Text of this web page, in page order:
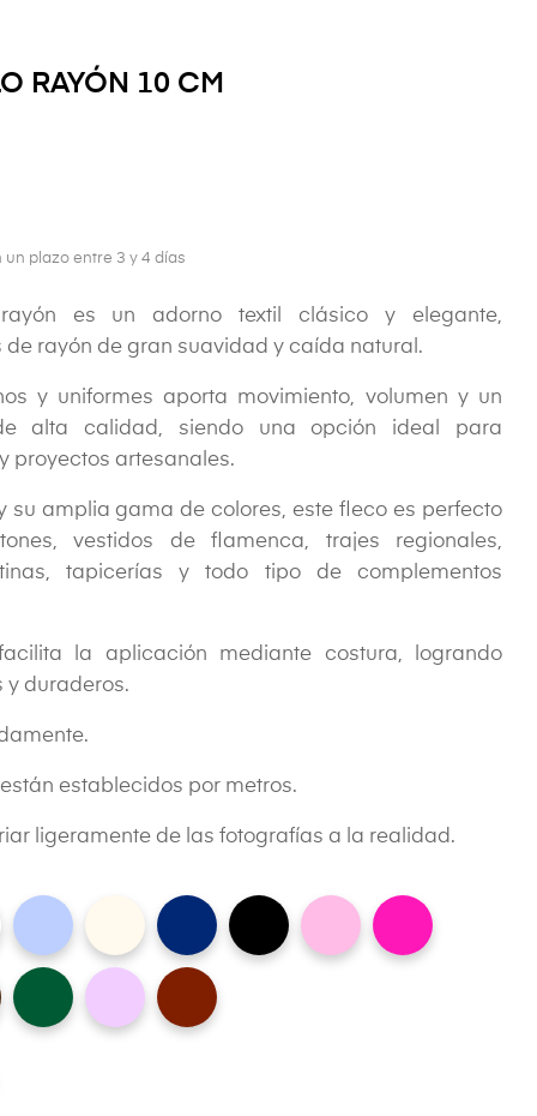
RAYÓN 10 CM
un plazo entre 3 y 4 días
es un adorno textil clásico y elegante,
rayón de gran suavidad y caída natural.
y uniformes aporta movimiento, volumen y un
alta calidad, siendo una opción ideal para
proyectos artesanales.
su amplia gama de colores, este fleco es perfecto
vestidos de flamenca, trajes regionales,
tapicerías y todo tipo de complementos
la aplicación mediante costura, logrando
y duraderos.
establecidos por metros.
ligeramente de las fotografías a la realidad.